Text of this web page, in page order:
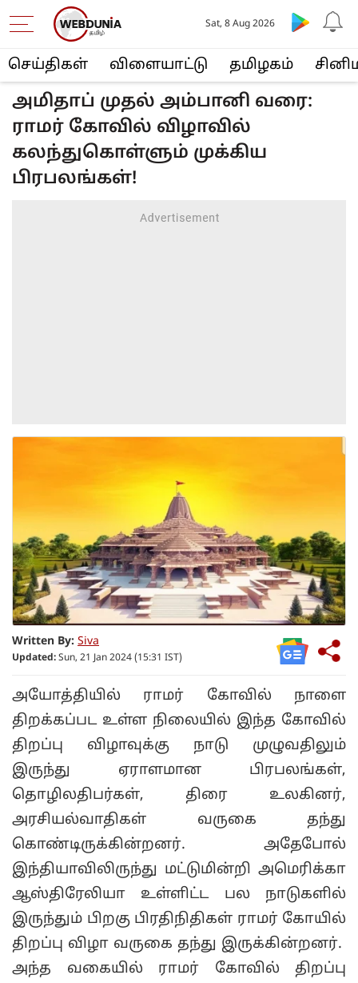
செய்திகள் விளையா‌ட்டு த‌மிழக‌ம்
Sat, 8 Aug 2026
அமிதாப் முதல் அம்பானி வரை:
ராமர் கோவில் விழாவில்
கலந்துகொள்ளும் முக்கிய
பிரபலங்கள்!
Written By: Siva
Updated: Sun, 21 Jan 2024 (15:31 IST)
அயோத்தியில் ராமர் கோவில் நாளை
திறக்கப்பட உள்ள நிலையில் இந்த கோவில்
திறப்பு விழாவுக்கு நாடு முழுவதிலும்
இருந்து ஏராளமான பிரபலங்கள்,
தொழிலதிபர்கள், திரை உலகினர்,
அரசியல்வாதிகள் வருகை தந்து
கொண்டிருக்கின்றனர். அதேபோல்
இந்தியாவிலிருந்து மட்டுமின்றி அமெரிக்கா
ஆஸ்திரேலியா உள்ளிட்ட பல நாடுகளில்
இருந்தும் பிறகு பிரதிநிதிகள் ராமர் கோயில்
திறப்பு விழா வருகை தந்து இருக்கின்றனர்.
அந்த வகையில் ராமர் கோவில் திறப்பு